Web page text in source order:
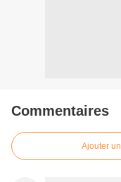
Commentaires
Ajouter